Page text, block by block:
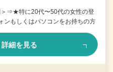
＞⇒★特に20代〜50代の女性の登
もしくはパソコンをお持ちの方
詳細を見る